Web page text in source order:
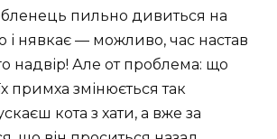
пильно дивиться на
і нявкає — можливо, час настав
надвір! Але от проблема: що
примха змінюється так
кота з хати, а вже за